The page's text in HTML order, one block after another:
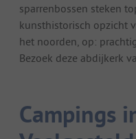
sparrenbossen steken
kunsthistorisch opzicht
het noorden, op:
Bezoek deze abdijkerk
Campings